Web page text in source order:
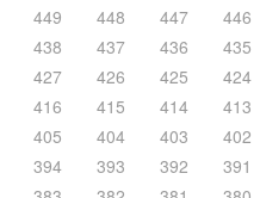
449 448 447 446
438 437 436 435
427 426 425 424
416 415 414 413
405 404 403 402
394 393 392 391